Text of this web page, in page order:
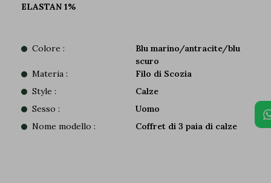
ELASTAN 1%
Colore :
Blu marino/antracite/blu
scuro
Materia :
Filo di Scozia
Style :
Calze
Sesso :
Uomo
Nome modello :
Coffret di 3 paia di calze